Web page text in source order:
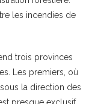
les incendies de
trois provinces
Les premiers, où
la direction des
presque exclusif,